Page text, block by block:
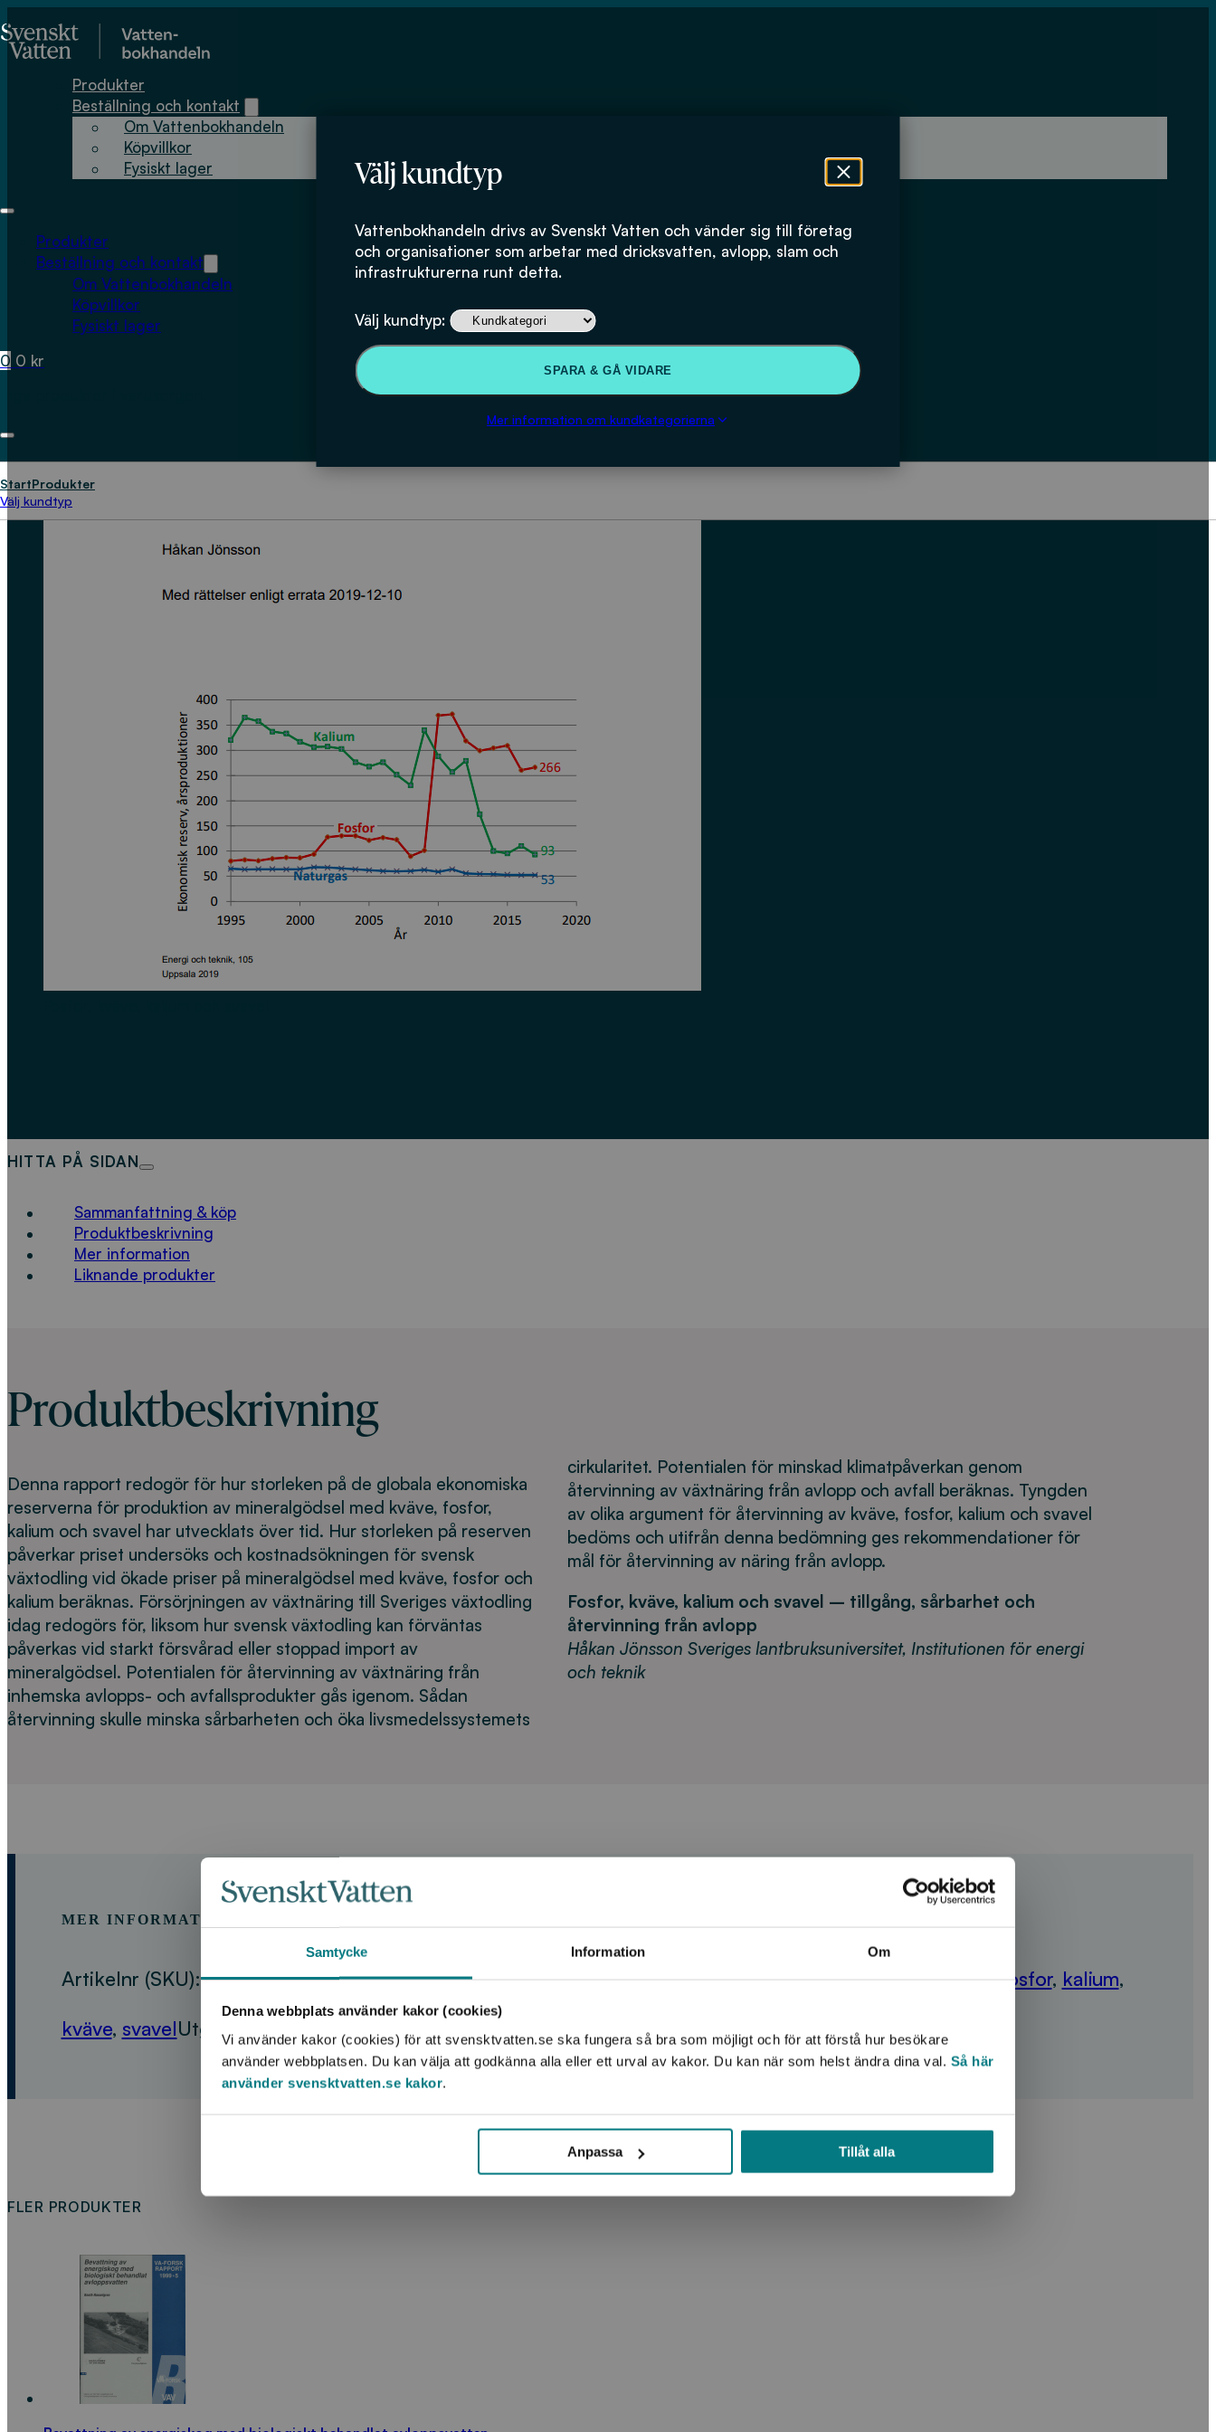
Samtycke Information Om
Denna webbplats använder kakor (cookies)
Vi använder kakor (cookies) för att svensktvatten.se ska fungera så bra som möjligt och för att förstå hur besökare
använder webbplatsen. Du kan välja att godkänna alla eller ett urval av kakor. Du kan när som helst ändra dina val. Så här
använder svensktvatten.se kakor.
Anpassa Tillåt alla
Välj kundtyp
Vattenbokhandeln drivs av Svenskt Vatten och vänder sig till företag
och organisationer som arbetar med dricksvatten, avlopp, slam och
infrastrukturerna runt detta.
Välj kundtyp:
SPARA & GÅ VIDARE
Mer information om kundkategorierna
Produkter
Beställning och kontakt
Om Vattenbokhandeln
Köpvillkor
Fysiskt lager
Produkter
Beställning och kontakt
Om Vattenbokhandeln
Köpvillkor
Fysiskt lager
0 0 kr
StartProdukter
Välj kundtyp
Fosfor, kväve, kalium och
svavel
LADDA NED
HITTA PÅ SIDAN
Sammanfattning & köp
Produktbeskrivning
Mer information
Liknande produkter
Produktbeskrivning
Denna rapport redogör för hur storleken på de globala ekonomiska
reserverna för produktion av mineralgödsel med kväve, fosfor,
kalium och svavel har utvecklats över tid. Hur storleken på reserven
påverkar priset undersöks och kostnadsökningen för svensk
växtodling vid ökade priser på mineralgödsel med kväve, fosfor och
kalium beräknas. Försörjningen av växtnäring till Sveriges växtodling
idag redogörs för, liksom hur svensk växtodling kan förväntas
påverkas vid starkt försvårad eller stoppad import av
mineralgödsel. Potentialen för återvinning av växtnäring från
inhemska avlopps- och avfallsprodukter gås igenom. Sådan
återvinning skulle minska sårbarheten och öka livsmedelssystemets
cirkularitet. Potentialen för minskad klimatpåverkan genom
återvinning av växtnäring från avlopp och avfall beräknas. Tyngden
av olika argument för återvinning av kväve, fosfor, kalium och svavel
bedöms och utifrån denna bedömning ges rekommendationer för
mål för återvinning av näring från avlopp.
Fosfor, kväve, kalium och svavel – tillgång, sårbarhet och
återvinning från avlopp
Håkan Jönsson Sveriges lantbruksuniversitet, Institutionen för energi
och teknik
MER INFORMATION OM PRODUKTEN
Artikelnr (SKU):C_Fosfor, kväve, kalium och svavelProduktkategori:ForskningsrapporterProdukttaggar:fosfor, kalium,
kväve, svavelUtgivningsår:2019 Författare: Håkan Jönsson (SLU) Produkttyp: Nedladdningsbar PDF
FLER PRODUKTER